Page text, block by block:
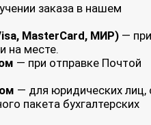
заказа в нашем
MasterCard, МИР) — при
на месте.
— при отправке Почтой
— для юридических лиц,
пакета бухгалтерских